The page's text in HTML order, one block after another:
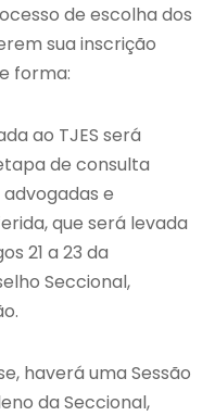
de escolha dos
sua inscrição
forma:
ao TJES será
de consulta
e
que será levada
21 a 23 da
Seccional,
haverá uma Sessão
da Seccional,